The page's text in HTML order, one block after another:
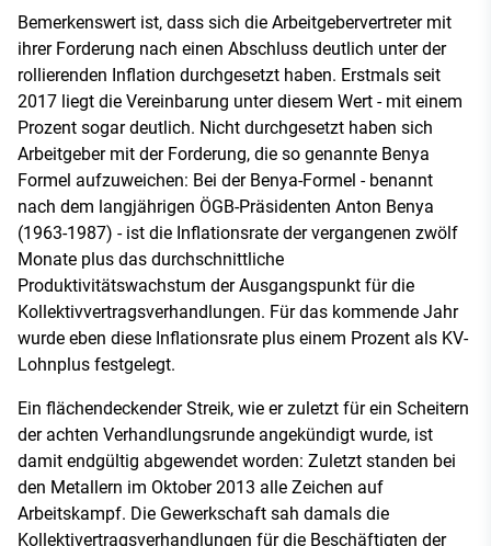
Bemerkenswert ist, dass sich die Arbeitgebervertreter mit
ihrer Forderung nach einen Abschluss deutlich unter der
rollierenden Inflation durchgesetzt haben. Erstmals seit
2017 liegt die Vereinbarung unter diesem Wert - mit einem
Prozent sogar deutlich. Nicht durchgesetzt haben sich
Arbeitgeber mit der Forderung, die so genannte Benya
Formel aufzuweichen: Bei der Benya-Formel - benannt
nach dem langjährigen ÖGB-Präsidenten Anton Benya
(1963-1987) - ist die Inflationsrate der vergangenen zwölf
Monate plus das durchschnittliche
Produktivitätswachstum der Ausgangspunkt für die
Kollektivvertragsverhandlungen. Für das kommende Jahr
wurde eben diese Inflationsrate plus einem Prozent als KV-
Lohnplus festgelegt.
Ein flächendeckender Streik, wie er zuletzt für ein Scheitern
der achten Verhandlungsrunde angekündigt wurde, ist
damit endgültig abgewendet worden: Zuletzt standen bei
den Metallern im Oktober 2013 alle Zeichen auf
Arbeitskampf. Die Gewerkschaft sah damals die
Kollektivertragsverhandlungen für die Beschäftigten der